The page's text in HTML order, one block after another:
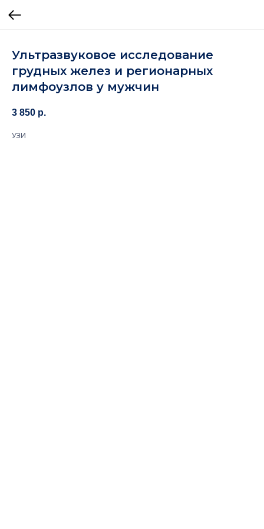
Ультразвуковое исследование
грудных желез и регионарных
лимфоузлов у мужчин
3 850 р.
УЗИ